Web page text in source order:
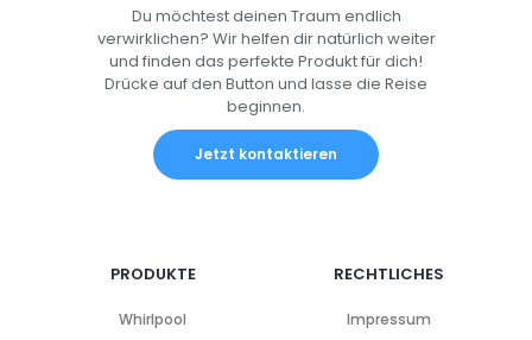
Du möchtest deinen Traum endlich
verwirklichen? Wir helfen dir natürlich weiter
und finden das perfekte Produkt für dich!
Drücke auf den Button und lasse die Reise
beginnen.
Jetzt kontaktieren
PRODUKTE
Whirlpool
RECHTLICHES
Impressum